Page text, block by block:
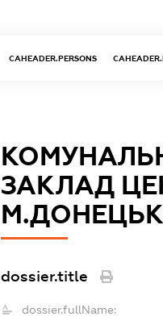
CAHEADER.PERSONS
ЗАКЛАД
dossier.title
dossier.fullName: